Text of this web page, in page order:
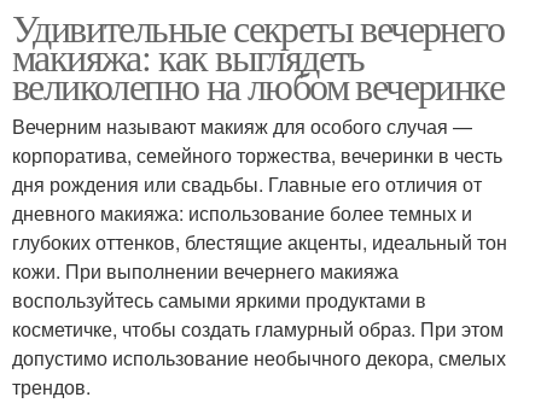
Удивительные секреты вечернего
макияжа: как выглядеть
великолепно на любом вечеринке
Вечерним называют макияж для особого случая —
корпоратива, семейного торжества, вечеринки в честь
дня рождения или свадьбы. Главные его отличия от
дневного макияжа: использование более темных и
глубоких оттенков, блестящие акценты, идеальный тон
кожи. При выполнении вечернего макияжа
воспользуйтесь самыми яркими продуктами в
косметичке, чтобы создать гламурный образ. При этом
допустимо использование необычного декора, смелых
трендов.